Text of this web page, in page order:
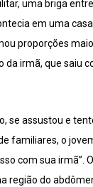
uma briga
em uma
proporções
da irmã, que saiu
se assustou e
familiares, o
com sua irmã”.
região do